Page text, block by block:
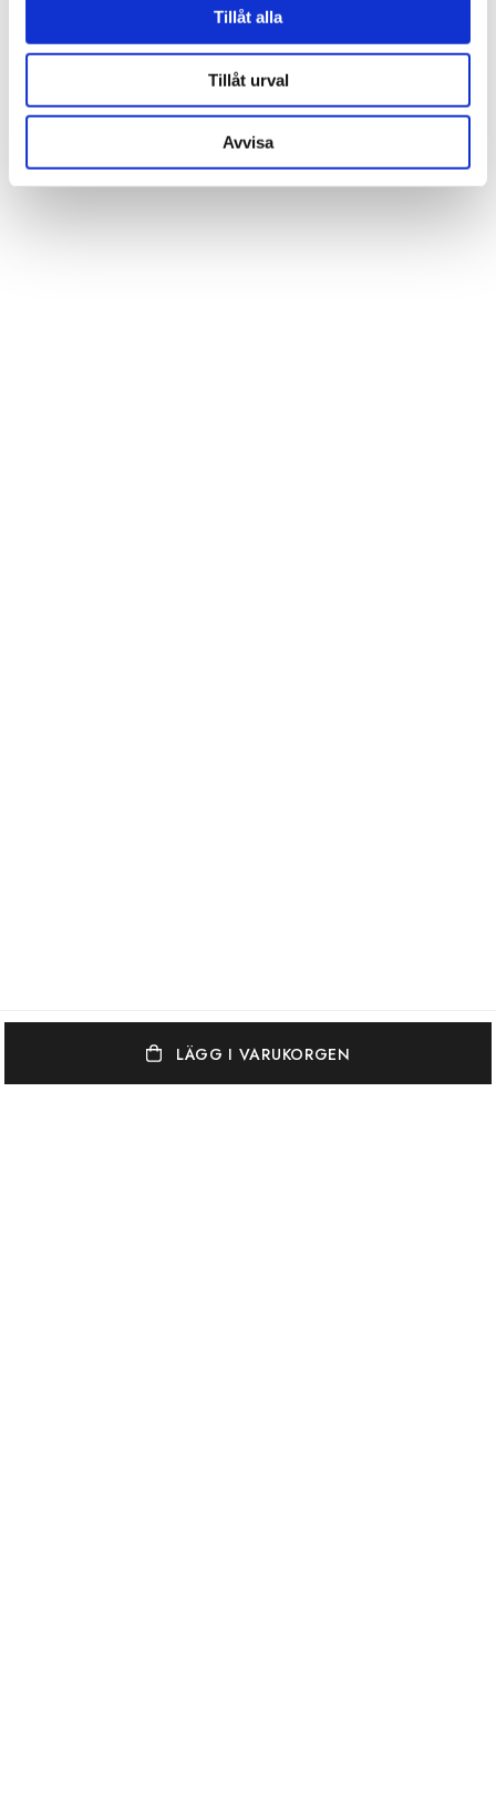
Tillåt alla
Tillåt urval
Avvisa
LÄGG I VARUKORGEN
Låt dig inspireras av våra kunders hem